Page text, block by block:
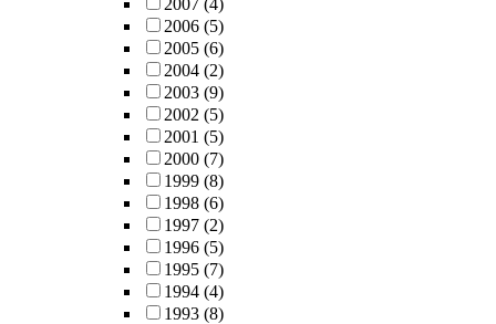
2007 (4)
2006 (5)
2005 (6)
2004 (2)
2003 (9)
2002 (5)
2001 (5)
2000 (7)
1999 (8)
1998 (6)
1997 (2)
1996 (5)
1995 (7)
1994 (4)
1993 (8)